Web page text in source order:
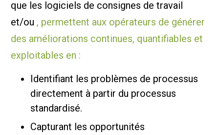
que les logiciels de consignes de travail
et/ou , permettent aux opérateurs de générer
des améliorations continues, quantifiables et
exploitables en :
Identifiant les problèmes de processus
directement à partir du processus
standardisé.
Capturant les opportunités